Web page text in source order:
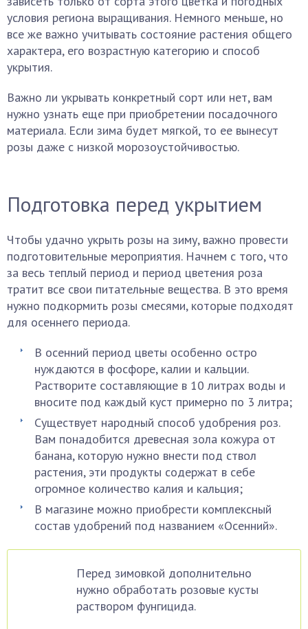
условия региона выращивания. Немного меньше, но
все же важно учитывать состояние растения общего
характера, его возрастную категорию и способ
укрытия.
Важно ли укрывать конкретный сорт или нет, вам
нужно узнать еще при приобретении посадочного
материала. Если зима будет мягкой, то ее вынесут
розы даже с низкой морозоустойчивостью.
Подготовка перед укрытием
Чтобы удачно укрыть розы на зиму, важно провести
подготовительные мероприятия. Начнем с того, что
за весь теплый период и период цветения роза
тратит все свои питательные вещества. В это время
нужно подкормить розы смесями, которые подходят
для осеннего периода.
В осенний период цветы особенно остро
нуждаются в фосфоре, калии и кальции.
Растворите составляющие в 10 литрах воды и
вносите под каждый куст примерно по 3 литра;
Существует народный способ удобрения роз.
Вам понадобится древесная зола кожура от
банана, которую нужно внести под ствол
растения, эти продукты содержат в себе
огромное количество калия и кальция;
В магазине можно приобрести комплексный
состав удобрений под названием «Осенний».
Перед зимовкой дополнительно
нужно обработать розовые кусты
раствором фунгицида.